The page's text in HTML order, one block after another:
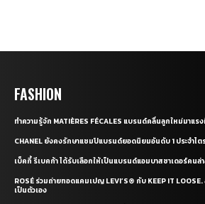
FASHION
ทำความรู้จัก MATIÈRES FÉCALES แบรนด์คลื่นลูกใหม่มาแรง
CHANEL ยังคงรักษาแชมป์แบรนด์ยอดนิยมอันดับ 1 ประจำไ
เบ็คกี้ รีเบคก้า ได้รับเลือกให้เป็นแบรนด์แอมบาสซาเดอร์คนล่
ROSÉ ร่วมถ่ายทอดแคมเปญ LEVI’S® กับ KEEP IT
เป็นตัวเอง